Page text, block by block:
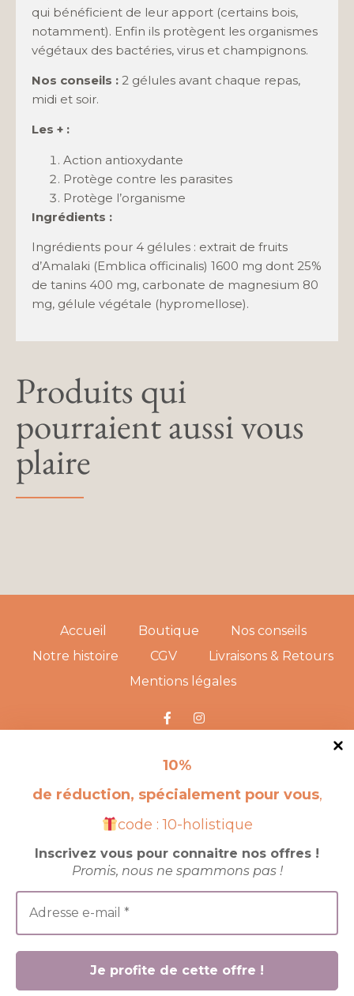
qui bénéficient de leur apport (certains bois,
notamment). Enfin ils protègent les organismes
végétaux des bactéries, virus et champignons.
Nos conseils : 2 gélules avant chaque repas,
midi et soir.
Les + :
Action antioxydante
Protège contre les parasites
Protège l’organisme
Ingrédients :
Ingrédients pour 4 gélules : extrait de fruits
d’Amalaki (Emblica officinalis) 1600 mg dont 25%
de tanins 400 mg, carbonate de magnesium 80
mg, gélule végétale (hypromellose).
10%
de réduction, spécialement pour vous,
code : 10-holistique
Inscrivez vous pour connaitre nos offres !
Promis, nous ne spammons pas !
Produits qui
pourraient aussi vous
plaire
Accueil Boutique
Nos conseils
Notre histoire
CGV
Livraisons & Retours
Mentions légales
RENDEZ-NOUS VISITE !
© 2025 site crée parJBK Corporation